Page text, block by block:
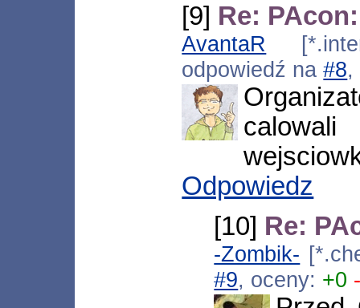
[9] Re:
AvantaR
odpowiedź na#8,
Odpowiedz
[10] Re:
-Zombik-
#9, oceny: +0